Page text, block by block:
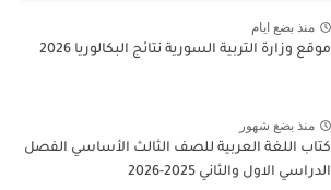
منذ بضع ايام
موقع وزارة التربية السورية نتائج البكالوريا 2026
منذ بضع شهور
كتاب اللغة العربية للصف الثالث الأساسي الفصل
الدراسي الاول والثاني 2025-2026